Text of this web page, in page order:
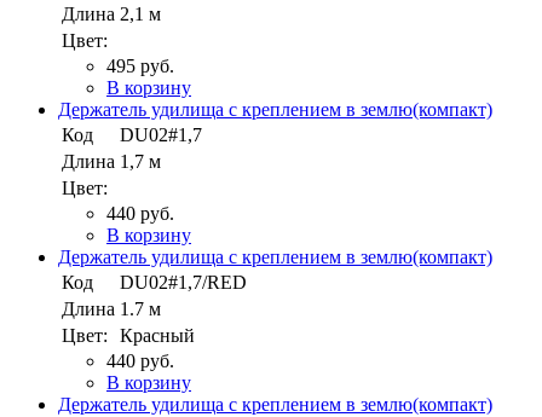
Длина 2,1 м
Цвет:
495 руб.
В корзину
Держатель удилища с креплением в землю(компакт)
Код
DU02#1,7
Длина 1,7 м
Цвет:
440 руб.
В корзину
Держатель удилища с креплением в землю(компакт)
Код
DU02#1,7/RED
Длина 1.7 м
Цвет:
Красный
440 руб.
В корзину
Держатель удилища с креплением в землю(компакт)